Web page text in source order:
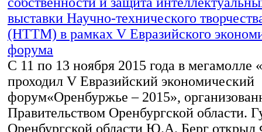
С 11 по 13 ноября 2015 года в мегамолле
проходил V Евразийский экономический
форум«Оренбуржье – 2015»,
Правительством Оренбургской области.
Оренбургской области Ю.А. Берг